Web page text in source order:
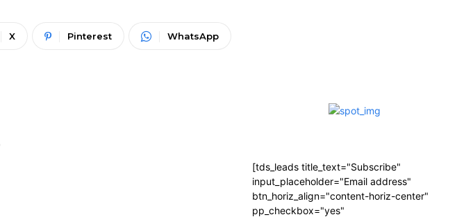
X Pinterest WhatsApp
[tds_leads title_text="Subscribe"
input_placeholder="Email address"
btn_horiz_align="content-horiz-center"
pp_checkbox="yes"